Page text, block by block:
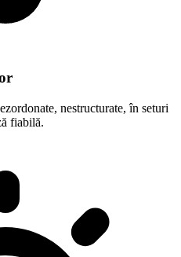
nestructurate, în seturi
fiabilă.